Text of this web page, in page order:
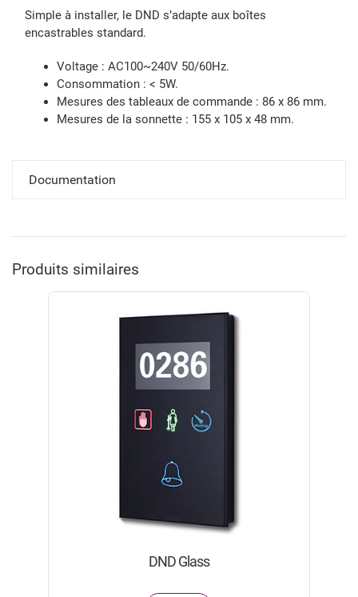
Simple à installer, le DND s’adapte aux boîtes
encastrables standard.
Voltage : AC100~240V 50/60Hz.
Consommation : < 5W.
Mesures des tableaux de commande : 86 x 86 mm.
Mesures de la sonnette : 155 x 105 x 48 mm.
Documentation
Produits similaires
DND Glass